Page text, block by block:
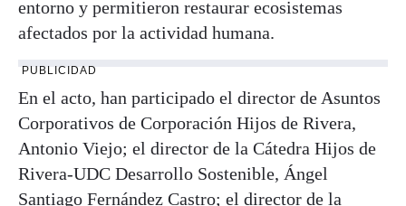
entorno y permitieron restaurar ecosistemas
afectados por la actividad humana.
PUBLICIDAD
En el acto, han participado el director de Asuntos
Corporativos de Corporación Hijos de Rivera,
Antonio Viejo; el director de la Cátedra Hijos de
Rivera-UDC Desarrollo Sostenible, Ángel
Santiago Fernández Castro; el director de la